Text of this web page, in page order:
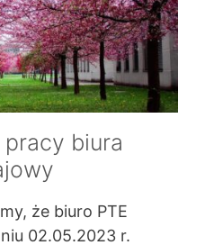
biura
że biuro PTE
02.05.2023 r.